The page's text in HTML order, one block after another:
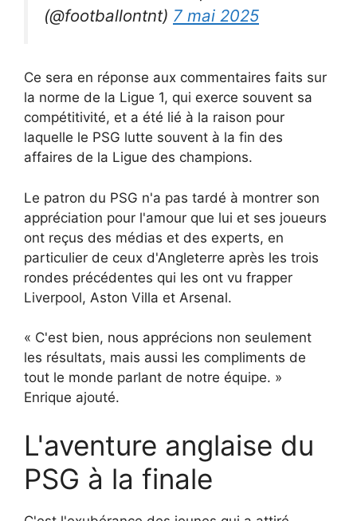
(@footballontnt) 7 mai 2025
Ce sera en réponse aux commentaires faits sur
la norme de la Ligue 1, qui exerce souvent sa
compétitivité, et a été lié à la raison pour
laquelle le PSG lutte souvent à la fin des
affaires de la Ligue des champions.
Le patron du PSG n'a pas tardé à montrer son
appréciation pour l'amour que lui et ses joueurs
ont reçus des médias et des experts, en
particulier de ceux d'Angleterre après les trois
rondes précédentes qui les ont vu frapper
Liverpool, Aston Villa et Arsenal.
« C'est bien, nous apprécions non seulement
les résultats, mais aussi les compliments de
tout le monde parlant de notre équipe. »
Enrique ajouté.
L'aventure anglaise du
PSG à la finale